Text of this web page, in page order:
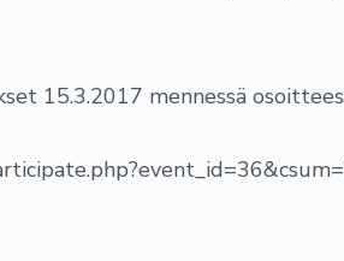
15.3.2017 mennessä